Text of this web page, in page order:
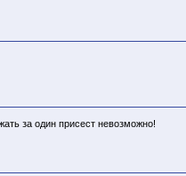
за один присест невозможно!